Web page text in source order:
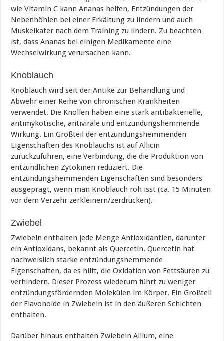
wie Vitamin C kann Ananas helfen, Entzündungen der
Nebenhöhlen bei einer Erkältung zu lindern und auch
Muskelkater nach dem Training zu lindern. Zu beachten
ist, dass Ananas bei einigen Medikamente eine
Wechselwirkung verursachen kann.
Knoblauch
Knoblauch wird seit der Antike zur Behandlung und
Abwehr einer Reihe von chronischen Krankheiten
verwendet. Die Knollen haben eine stark antibakterielle,
antimykotische, antivirale und entzündungshemmende
Wirkung. Ein Großteil der entzündungshemmenden
Eigenschaften des Knoblauchs ist auf Allicin
zurückzuführen, eine Verbindung, die die Produktion von
entzündlichen Zytokinen reduziert. Die
entzündungshemmenden Eigenschaften sind besonders
ausgeprägt, wenn man Knoblauch roh isst (ca. 15 Minuten
vor dem Verzehr zerkleinern/zerdrücken).
Zwiebel
Zwiebeln enthalten jede Menge Antioxidantien, darunter
ein Antioxidans, bekannt als Quercetin. Quercetin hat
nachweislich starke entzündungshemmende
Eigenschaften, da es hilft, die Oxidation von Fettsäuren zu
verhindern. Dieser Prozess wiederum führt zu weniger
entzündungsfördernden Molekülen im Körper. Ein Großteil
der Flavonoide in Zwiebeln ist in den äußeren Schichten
enthalten.
Darüber hinaus enthalten Zwiebeln Allium, eine